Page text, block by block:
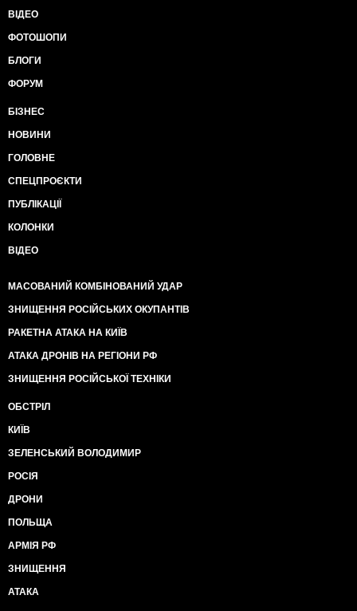
ВІДЕО
ФОТОШОПИ
БЛОГИ
ФОРУМ
БІЗНЕС
НОВИНИ
ГОЛОВНЕ
СПЕЦПРОЄКТИ
ПУБЛІКАЦІЇ
КОЛОНКИ
ВІДЕО
МАСОВАНИЙ КОМБІНОВАНИЙ УДАР
ЗНИЩЕННЯ РОСІЙСЬКИХ ОКУПАНТІВ
РАКЕТНА АТАКА НА КИЇВ
АТАКА ДРОНІВ НА РЕГІОНИ РФ
ЗНИЩЕННЯ РОСІЙСЬКОЇ ТЕХНІКИ
ОБСТРІЛ
КИЇВ
ЗЕЛЕНСЬКИЙ ВОЛОДИМИР
РОСІЯ
ДРОНИ
ПОЛЬЩА
АРМІЯ РФ
ЗНИЩЕННЯ
АТАКА